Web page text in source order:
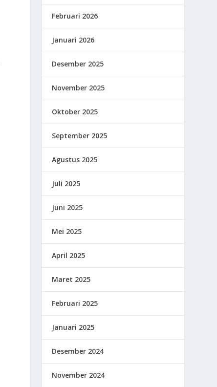
Februari 2026
Januari 2026
Desember 2025
November 2025
Oktober 2025
September 2025
Agustus 2025
Juli 2025
Juni 2025
Mei 2025
April 2025
Maret 2025
Februari 2025
Januari 2025
Desember 2024
November 2024